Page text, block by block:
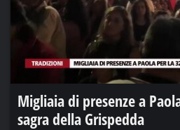
Migliaia di presenze a
sagra della Grispedda